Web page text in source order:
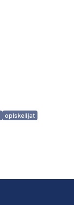
opiskelijat